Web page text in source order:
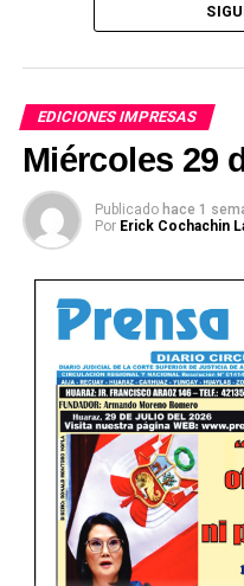
EDICIONES IMPRESAS
Miércoles 29
Publicado hace 1
Por Erick Cochachin